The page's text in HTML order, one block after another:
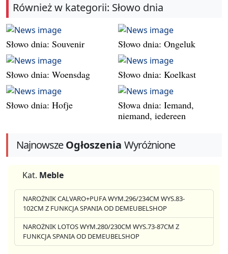
Również w kategorii: Słowo dnia
Słowo dnia: Souvenir Słowo dnia: Ongeluk
Słowo dnia: Woensdag Słowo dnia: Koelkast
Słowo dnia: Hofje
Słowa dnia: Iemand,
niemand, iedereen
NajnowszeOgłoszenia Wyróżnione
Kat. Meble
NAROŻNIK CALVARO+PUFA WYM.296/234CM WYS.83-
102CM Z FUNKCJA SPANIA OD DEMEUBELSHOP
NAROŻNIK LOTOS WYM.280/230CM WYS.73-87CM Z
FUNKCJA SPANIA OD DEMEUBELSHOP